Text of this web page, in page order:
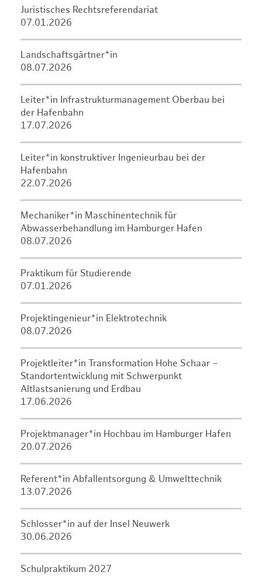
Juristisches Rechtsreferendariat
07.01.2026
Landschaftsgärtner*in
08.07.2026
Leiter*in Infrastrukturmanagement Oberbau bei
der Hafenbahn
17.07.2026
Leiter*in konstruktiver Ingenieurbau bei der
Hafenbahn
22.07.2026
Mechaniker*in Maschinentechnik für
Abwasserbehandlung im Hamburger Hafen
08.07.2026
Praktikum für Studierende
07.01.2026
Projektingenieur*in Elektrotechnik
08.07.2026
Projektleiter*in Transformation Hohe Schaar –
Standortentwicklung mit Schwerpunkt
Altlastsanierung und Erdbau
17.06.2026
Projektmanager*in Hochbau im Hamburger Hafen
20.07.2026
Referent*in Abfallentsorgung & Umwelttechnik
13.07.2026
Schlosser*in auf der Insel Neuwerk
30.06.2026
Schulpraktikum 2027